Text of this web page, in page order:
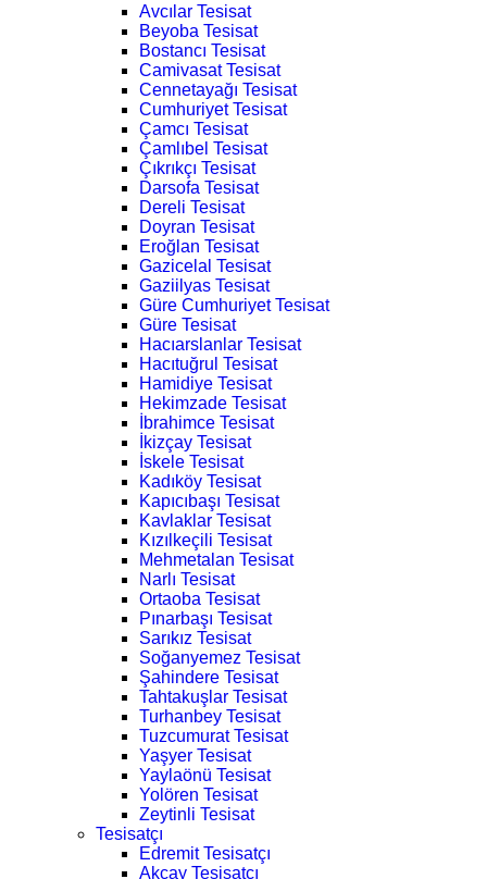
Avcılar Tesisat
Beyoba Tesisat
Bostancı Tesisat
Camivasat Tesisat
Cennetayağı Tesisat
Cumhuriyet Tesisat
Çamcı Tesisat
Çamlıbel Tesisat
Çıkrıkçı Tesisat
Darsofa Tesisat
Dereli Tesisat
Doyran Tesisat
Eroğlan Tesisat
Gazicelal Tesisat
Gaziilyas Tesisat
Güre Cumhuriyet Tesisat
Güre Tesisat
Hacıarslanlar Tesisat
Hacıtuğrul Tesisat
Hamidiye Tesisat
Hekimzade Tesisat
İbrahimce Tesisat
İkizçay Tesisat
İskele Tesisat
Kadıköy Tesisat
Kapıcıbaşı Tesisat
Kavlaklar Tesisat
Kızılkeçili Tesisat
Mehmetalan Tesisat
Narlı Tesisat
Ortaoba Tesisat
Pınarbaşı Tesisat
Sarıkız Tesisat
Soğanyemez Tesisat
Şahindere Tesisat
Tahtakuşlar Tesisat
Turhanbey Tesisat
Tuzcumurat Tesisat
Yaşyer Tesisat
Yaylaönü Tesisat
Yolören Tesisat
Zeytinli Tesisat
Tesisatçı
Edremit Tesisatçı
Akçay Tesisatçı